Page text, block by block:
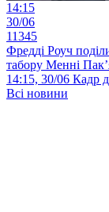
14:15
30/06
11345
Фредді Роуч
табору Менні
14:15, 30/06 Кадр
Всі новини